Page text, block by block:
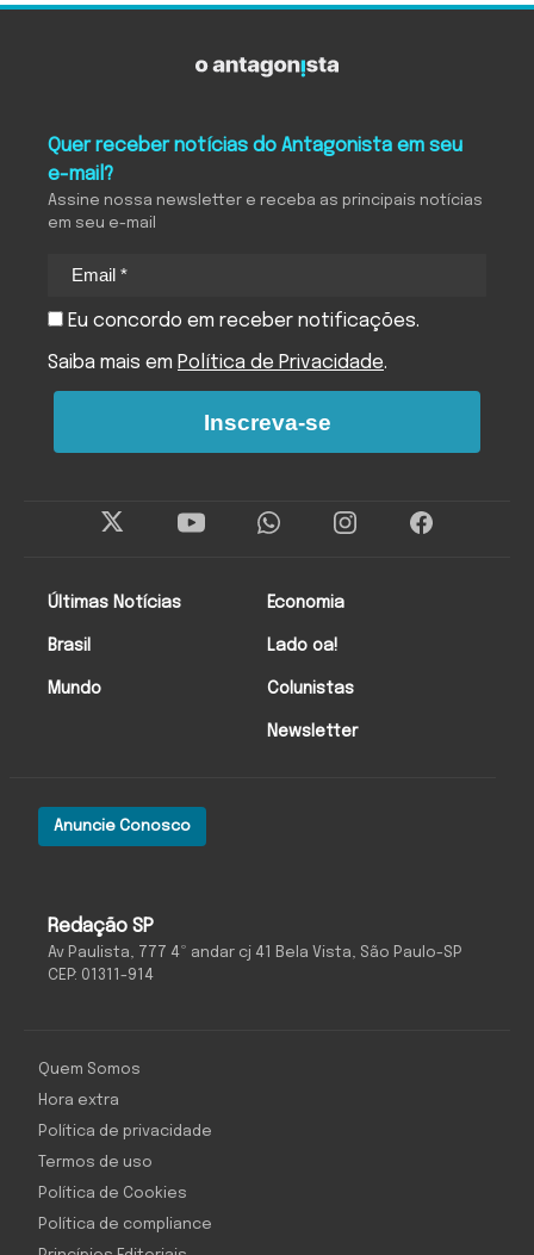
Redação SP
Av Paulista, 777 4º andar cj 41 Bela Vista, São Paulo-SP
CEP: 01311-914
Anuncie Conosco
Últimas Notícias
Brasil
Mundo
Economia
Lado oa!
Colunistas
Newsletter
Quer receber notícias do Antagonista em seu
e-mail?
Assine nossa newsletter e receba as principais notícias
em seu e-mail
Eu concordo em receber notificações.
Saiba mais em Política de Privacidade.
Inscreva-se
Quem Somos
Hora extra
Política de privacidade
Termos de uso
Política de Cookies
Política de compliance